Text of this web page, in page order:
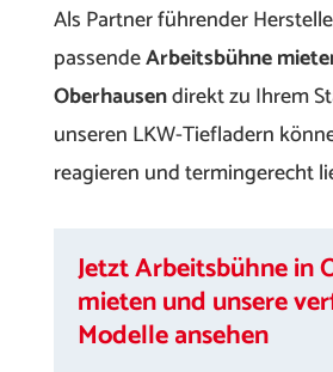
Als Partner führender
passendeArbeitsbühne
Oberhausendirekt zu Ihrem
unseren LKW-Tiefladern
reagieren und termingerecht
Jetzt Arbeitsbühne in
mieten und unsere
Modelle ansehen